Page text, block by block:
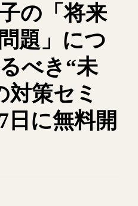
の「将来
題」につ
べき“未
対策セミ
日に無料開